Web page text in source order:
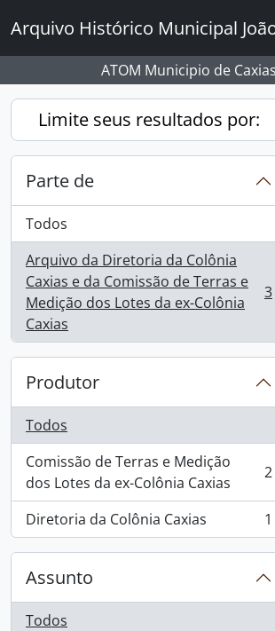
Arquivo Histórico Municipal
ATOM Municipio de
Limite seus resultados por:
Parte de
Todos
Arquivo da Diretoria da Colônia
Caxias e da Comissão de Terras e
Medição dos Lotes da ex-Colônia
Caxias
, 3 resultados 3
Produtor
Todos
Comissão de Terras e Medição
dos Lotes da ex-Colônia Caxias
, 2 resultados 2
Diretoria da Colônia Caxias
, 1 resultados 1
Assunto
Todos